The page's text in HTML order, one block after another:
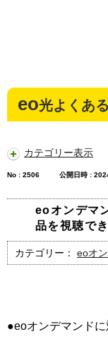
eo光よくあ
カテゴリー表示
No : 2506 公開日時 :
eoオンデマ
品を視聴で
カテゴリー： eoオ
●eoオンデマンド